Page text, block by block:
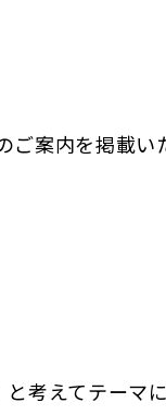
案内を掲載い
考えてテーマ